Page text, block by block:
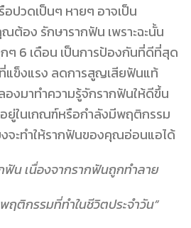
ปวดเป็นๆ หายๆ อาจเป็น
อง รักษารากฟัน เพราะฉะนั้น
ๆ 6 เดือน เป็นการป้องกันที่ดีที่สุด
ข็งแรง ลดการสูญเสียฟันแท้
องมาทำความรู้จักรากฟันให้ดีขึ้น
อยู่ในเกณฑ์หรือกำลังมีพฤติกรรม
จะทำให้รากฟันของคุณอ่อนแอได้
ฟัน เนื่องจากรากฟันถูกทำลาย
ฤติกรรมที่ทำในชีวิตประจำวัน”